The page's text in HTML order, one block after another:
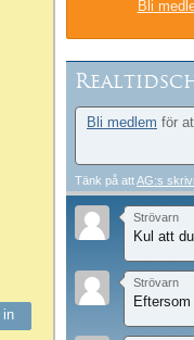
Bli
Bli medlem för
Tänk på attAG:s
Strövarn
Kul att
Strövarn